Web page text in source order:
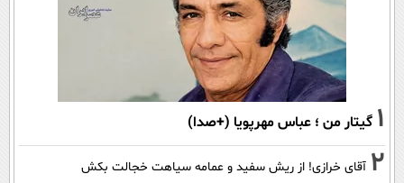
1 گیتار من ؛ عباس مهرپویا (+صدا)
2 آقای خرازی! از ریش سفید و عمامه سیاهت خجالت بکش